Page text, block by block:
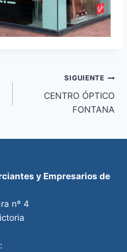
SIGUIENTE
CENTRO ÓPTICO
FONTANA
y Empresarios de
nº 4